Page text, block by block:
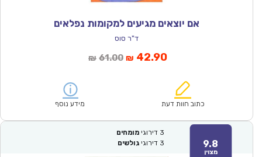
אם יוצאים מגיעים למקומות נפלאים
ד"ר סוס
₪ 61.00המחיר
₪61.00.
₪ 42.90המחיר
הוא:
כתוב חוות דעת מידע נוסף
9.8
מצוין
3 דירוגי מומחים
3 דירוגי גולשים